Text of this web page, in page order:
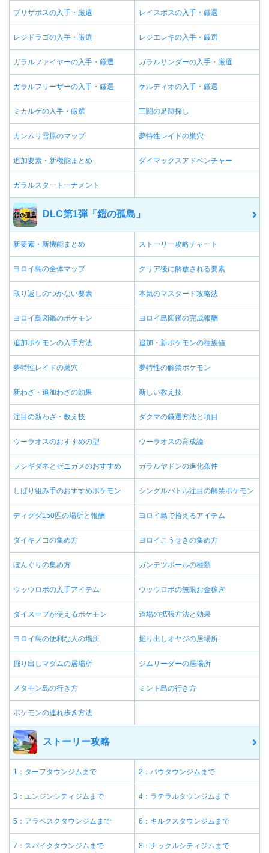
ブリザポスの入手・厳選 レイスポスの入手・厳選
レジドラゴの入手・厳選 レジエレキの入手・厳選
ガラルファイヤーの入手・厳選 ガラルサンダーの入手・厳選
ガラルフリーザーの入手・厳選 ケルディオの入手・厳選
ミカルゲの入手・厳選 三闘の足跡探し
カンムリ雪原のマップ 夢特性レイドの巣穴
追加要素・新機能まとめ ダイマックスアドベンチャー
ガラルスタートーナメント
DLC第1弾「鎧の孤島」
新要素・新機能まとめ ストーリー攻略チャート
ヨロイ島の全体マップ クリア後に解放される要素
取り返しのつかない要素 本気のマスタード攻略法
ヨロイ島図鑑のポケモン ヨロイ島図鑑の完成報酬
追加ポケモンの入手方法 追加・新ポケモンの種族値
夢特性レイドの巣穴 夢特性の解禁ポケモン
新わざ・追加わざの効果 新しい教え技
注目の新わざ・教え技 ダクマの厳選方法と項目
ウーラオスのおすすめの型 ウーラオスの育成論
フシギダネとゼニガメのおすすめ ガラルヤドンの進化条件
しばり組み手のおすすめポケモン シングルバトル注目の解禁ポケモン
ディグダ150匹の場所と報酬 ヨロイ島で拾えるアイテム
ダイキノコの集め方 ヨロイこうせきの集め方
ぼんぐりの集め方 ガンテツボールの種類
ウッウロボの入手アイテム ウッウロボの無限お金稼ぎ
ダイスープが使えるポケモン 道場の拡張方法と効果
ヨロイ島の便利な人の場所 掘り出しオヤジの居場所
掘り出しマダムの居場所 ジムリーダーの居場所
メタモン島の行き方 ミント島の行き方
ポケモンの連れ歩き方法
ストーリー攻略
1：ターフタウンジムまで 2：バウタウンジムまで
3：エンジンシティジムまで 4：ラテラルタウンジムまで
5：アラベスクタウンジムまで 6：キルクスタウンジムまで
7：スパイクタウンジムまで 8：ナックルシティジムまで